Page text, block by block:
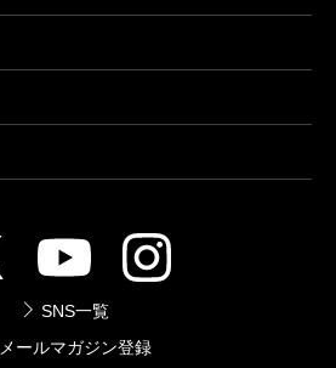
SNS一覧
メールマガジン登録